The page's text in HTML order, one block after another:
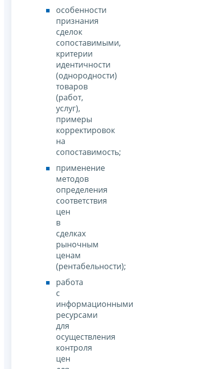
особенности
признания
сделок
сопоставимыми,
критерии
идентичности
(однородности)
товаров
(работ,
услуг),
примеры
корректировок
на
сопоставимость;
применение
методов
определения
соответствия
цен
в
сделках
рыночным
ценам
(рентабельности);
работа
с
информационными
ресурсами
для
осуществления
контроля
цен